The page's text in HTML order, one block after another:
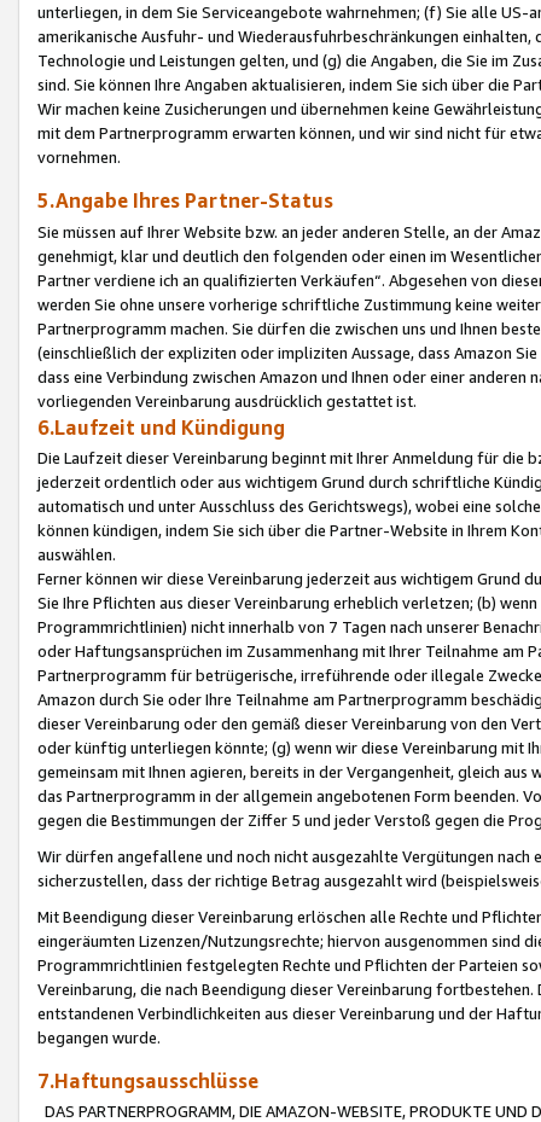
unterliegen, in dem Sie Serviceangebote wahrnehmen; (f) Sie alle
amerikanische Ausfuhr- und Wiederausfuhrbeschränkungen
Technologie und Leistungen gelten, und (g) die Angaben, die Sie im
sind. Sie können Ihre Angaben aktualisieren, indem Sie sich über die
Wir machen keine Zusicherungen und übernehmen keine
mit dem Partnerprogramm erwarten können, und wir sind nicht für
vornehmen.
5.Angabe Ihres Partner-Status
Sie müssen auf Ihrer Website bzw. an jeder anderen Stelle, an der
genehmigt, klar und deutlich den folgenden oder einen im
Partner verdiene ich an qualifizierten Verkäufen“. Abgesehen von
werden Sie ohne unsere vorherige schriftliche Zustimmung keine
Partnerprogramm machen. Sie dürfen die zwischen uns und Ihnen
(einschließlich der expliziten oder impliziten Aussage, dass Amazon
dass eine Verbindung zwischen Amazon und Ihnen oder einer
vorliegenden Vereinbarung ausdrücklich gestattet ist.
6.Laufzeit und Kündigung
Die Laufzeit dieser Vereinbarung beginnt mit Ihrer Anmeldung für die
jederzeit ordentlich oder aus wichtigem Grund durch schriftliche
automatisch und unter Ausschluss des Gerichtswegs), wobei eine
können kündigen, indem Sie sich über die Partner-Website in Ihrem
auswählen.
Ferner können wir diese Vereinbarung jederzeit aus wichtigem Grund
Sie Ihre Pflichten aus dieser Vereinbarung erheblich verletzen; (b)
Programmrichtlinien) nicht innerhalb von 7 Tagen nach unserer
oder Haftungsansprüchen im Zusammenhang mit Ihrer Teilnahme am
Partnerprogramm für betrügerische, irreführende oder illegale
Amazon durch Sie oder Ihre Teilnahme am Partnerprogramm
dieser Vereinbarung oder den gemäß dieser Vereinbarung von den
oder künftig unterliegen könnte; (g) wenn wir diese Vereinbarung mit
gemeinsam mit Ihnen agieren, bereits in der Vergangenheit, gleich
das Partnerprogramm in der allgemein angebotenen Form beenden.
gegen die Bestimmungen der Ziffer 5 und jeder Verstoß gegen die
Wir dürfen angefallene und noch nicht ausgezahlte Vergütungen
sicherzustellen, dass der richtige Betrag ausgezahlt wird
Mit Beendigung dieser Vereinbarung erlöschen alle Rechte und
eingeräumten Lizenzen/Nutzungsrechte; hiervon ausgenommen sind
Programmrichtlinien festgelegten Rechte und Pflichten der Parteien
Vereinbarung, die nach Beendigung dieser Vereinbarung
entstandenen Verbindlichkeiten aus dieser Vereinbarung und der
begangen wurde.
7.Haftungsausschlüsse
DAS PARTNERPROGRAMM, DIE AMAZON-WEBSITE, PRODUKTE UND